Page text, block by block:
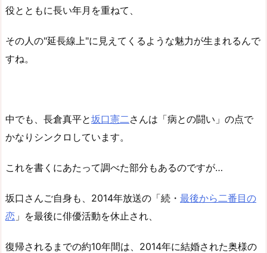
役とともに長い年月を重ねて、
その人の"延長線上"に見えてくるような魅力が生まれるんで
すね。
中でも、長倉真平と坂口憲二さんは「病との闘い」の点で
かなりシンクロしています。
これを書くにあたって調べた部分もあるのですが…
坂口さんご自身も、2014年放送の「続・ 最後から二番目の
恋 」を最後に俳優活動を休止され、
復帰されるまでの約10年間は、2014年に結婚された奥様の